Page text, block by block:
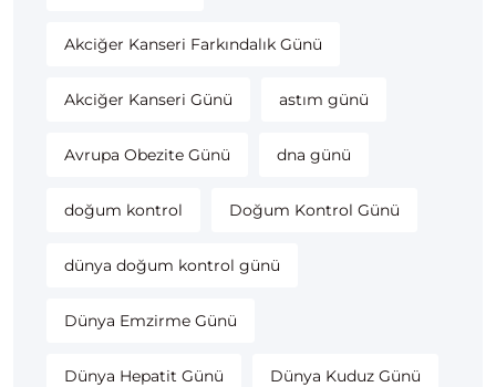
Akciğer Kanseri Farkındalık Günü
Akciğer Kanseri Günü astım günü
Avrupa Obezite Günü dna günü
doğum kontrol Doğum Kontrol Günü
dünya doğum kontrol günü
Dünya Emzirme Günü
Dünya Hepatit Günü Dünya Kuduz Günü